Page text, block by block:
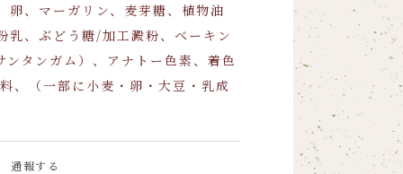
卵、マーガリン、麦芽糖、植物油
乳、ぶどう糖/加工澱粉、ベーキン
ンタンガム）、アナトー色素、着色
、（一部に小麦・卵・大豆・乳成
通報する